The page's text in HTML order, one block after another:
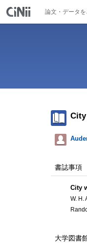
論文・データを
書誌事項
City
W. H.
大学図書